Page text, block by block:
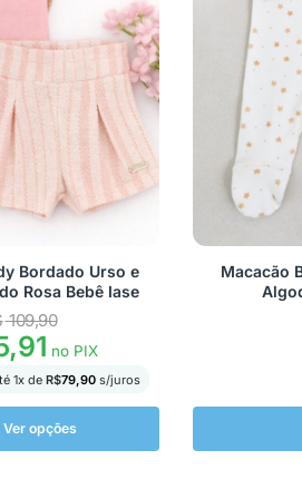
Bordado Urso e
Rosa Bebê Iase
109,90
no PIX
1x deR$79,90 s/juros
Ver opções
Macacão